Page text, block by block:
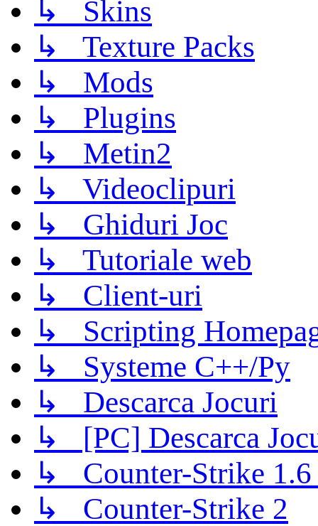
↳ Skins
↳ Texture Packs
↳ Mods
↳ Plugins
↳ Metin2
↳ Videoclipuri
↳ Ghiduri Joc
↳ Tutoriale web
↳ Client-uri
↳ Scripting
↳ Systeme C++/Py
↳ Descarca Jocuri
↳ [PC] Descarca
↳ Counter-Strike 1.6
↳ Counter-Strike 2